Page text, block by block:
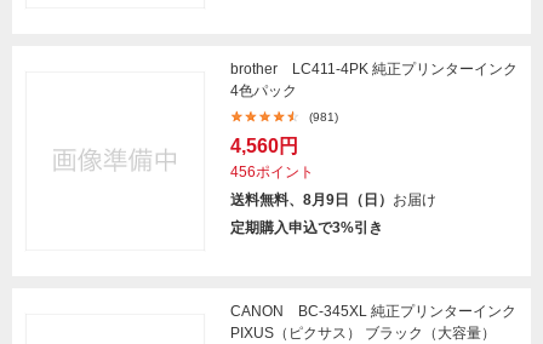
brother LC411-4PK 純正プリンターインク
4色パック
(981)
4,560円
456ポイント
送料無料、8月9日（日） お届け
定期購入申込で3%引き
CANON BC-345XL 純正プリンターインク
PIXUS（ピクサス） ブラック（大容量）